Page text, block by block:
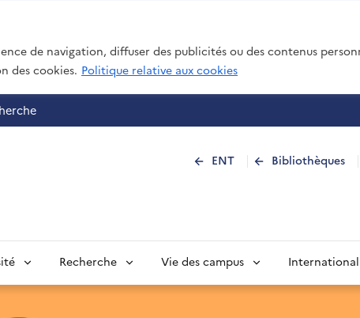
de navigation, diffuser des publicités ou des contenus
des cookies. Politique relative aux cookies
ENT Bibliothèques
Recherche Vie des campus International